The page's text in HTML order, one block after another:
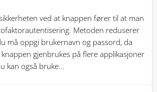
ved at knappen fører til at man
Metoden reduserer
må oppgi brukernavn og passord, da
gjenbrukes på flere applikasjoner
kan også bruke...